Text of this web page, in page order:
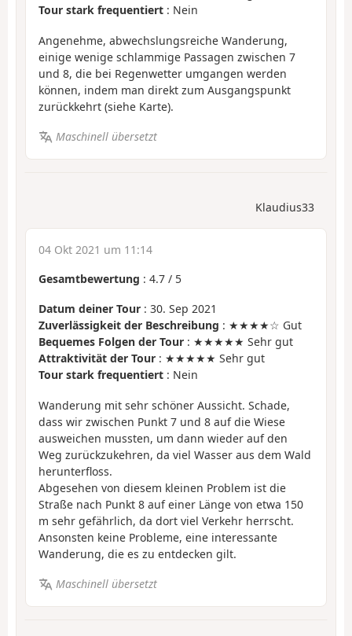
Tour stark frequentiert : Nein
Angenehme, abwechslungsreiche Wanderung,
einige wenige schlammige Passagen zwischen 7
und 8, die bei Regenwetter umgangen werden
können, indem man direkt zum Ausgangspunkt
zurückkehrt (siehe Karte).
Maschinell übersetzt
Klaudius33
04 Okt 2021 um 11:14
Gesamtbewertung : 4.7 / 5
Datum deiner Tour : 30. Sep 2021
Zuverlässigkeit der Beschreibung : ★★★★☆ Gut
Bequemes Folgen der Tour : ★★★★★ Sehr gut
Attraktivität der Tour : ★★★★★ Sehr gut
Tour stark frequentiert : Nein
Wanderung mit sehr schöner Aussicht. Schade,
dass wir zwischen Punkt 7 und 8 auf die Wiese
ausweichen mussten, um dann wieder auf den
Weg zurückzukehren, da viel Wasser aus dem Wald
herunterfloss.
Abgesehen von diesem kleinen Problem ist die
Straße nach Punkt 8 auf einer Länge von etwa 150
m sehr gefährlich, da dort viel Verkehr herrscht.
Ansonsten keine Probleme, eine interessante
Wanderung, die es zu entdecken gilt.
Maschinell übersetzt